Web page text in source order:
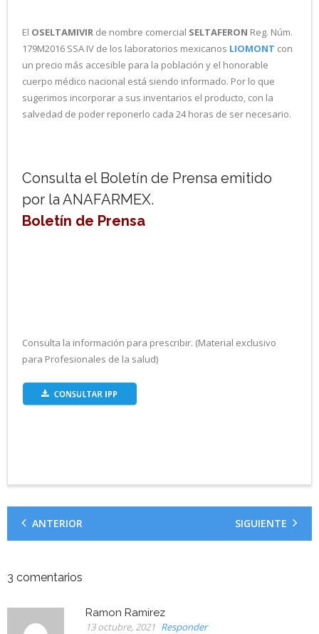
El OSELTAMIVIR de nombre comercial SELTAFERON Reg. Núm.
179M2016 SSA IV de los laboratorios mexicanos LIOMONT con
un precio más accesible para la población y el honorable
cuerpo médico nacional está siendo informado. Por lo que
sugerimos incorporar a sus inventarios el producto, con la
salvedad de poder reponerlo cada 24 horas de ser necesario.
Consulta el Boletín de Prensa emitido
por la ANAFARMEX.
Boletín de Prensa
Consulta la información para prescribir. (Material exclusivo
para Profesionales de la salud)
ANTERIOR SIGUIENTE
3 comentarios
Ramon Ramirez
13 octubre, 2021 Responder